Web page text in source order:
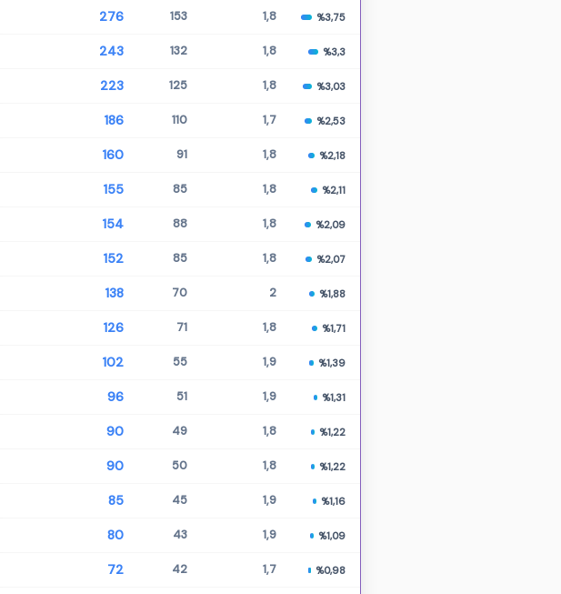
276 153 1,8 %3,75
243 132 1,8 %3,3
223 125 1,8 %3,03
186 110 1,7 %2,53
160 91 1,8 %2,18
155 85 1,8 %2,11
154 88 1,8 %2,09
152 85 1,8 %2,07
138 70 2 %1,88
126 71 1,8 %1,71
102 55 1,9 %1,39
96 51 1,9 %1,31
90 49 1,8 %1,22
90 50 1,8 %1,22
85 45 1,9 %1,16
80 43 1,9 %1,09
72 42 1,7 %0,98